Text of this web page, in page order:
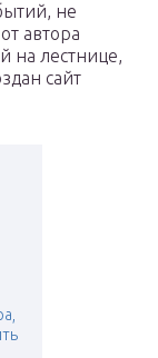
не
автора
на лестнице,
сайт